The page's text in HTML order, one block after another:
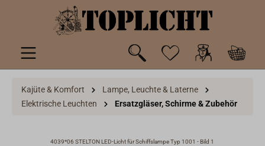
springen
Kajüte & Komfort
Lampe, Leuchte & Laterne
Elektrische Leuchten
Ersatzgläser, Schirme & Zubehör
4039*06 STELTON LED-Licht für Schiffslampe Typ 1001 - Bild 1